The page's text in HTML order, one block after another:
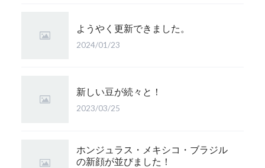
ようやく更新できました。
2024/01/23
新しい豆が続々と！
2023/03/25
ホンジュラス・メキシコ・ブラジル
の新顔が並びました！